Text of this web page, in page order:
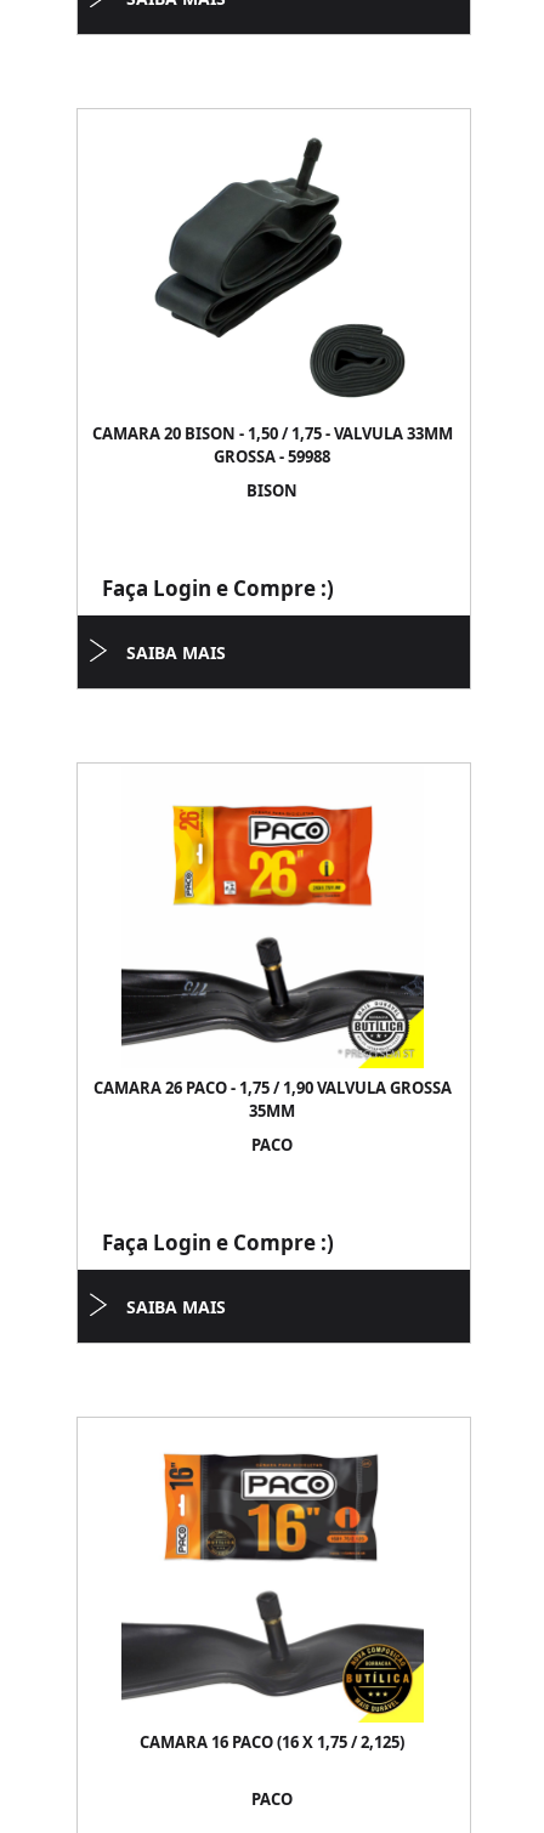
CAMARA 20 BISON - 1,50 / 1,75 - VALVULA 33MM
GROSSA - 59988
BISON
Faça Login e Compre :)
SAIBA MAIS
CAMARA 26 PACO - 1,75 / 1,90 VALVULA GROSSA
35MM
PACO
Faça Login e Compre :)
SAIBA MAIS
CAMARA 16 PACO (16 X 1,75 / 2,125)
PACO